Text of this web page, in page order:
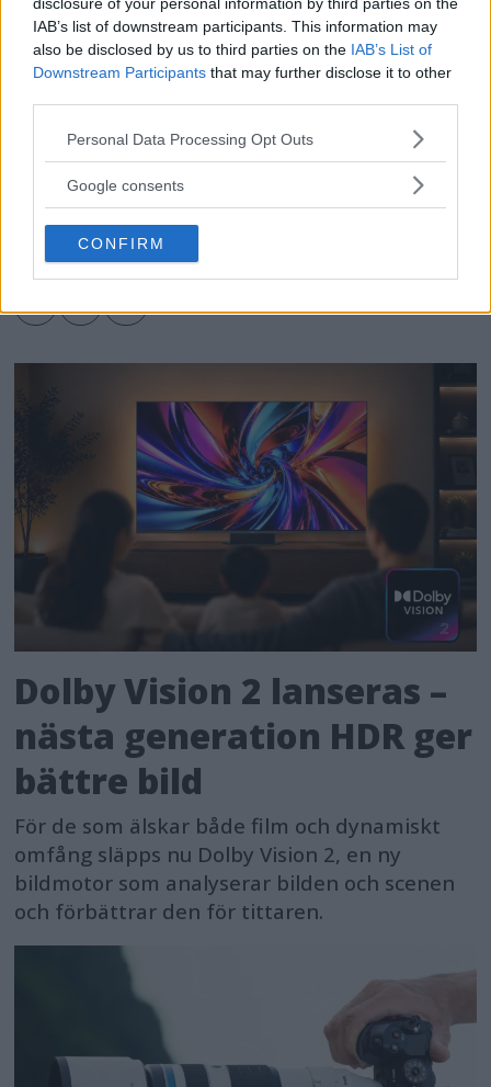
IAB’s list of downstream participants. This information may
also be disclosed by us to third parties on the IAB’s List of
Downstream Participants that may further disclose it to other
Please note that this website/app uses one or more Google
not limited to your visit or usage behaviour. You may click to
use your data for below specified purposes in below Google
consent section.
Personal Data Processing Opt Outs
Google consents
CONFIRM
Kamera & Bild
PLUS – fotografens
bästa medlemskap
NYHETER GRAND PRIX
Dolby Vision 2 lanseras –
nästa generation HDR ger
bättre bild
För de som älskar både film och dynamiskt
omfång släpps nu Dolby Vision 2, en ny
bildmotor som analyserar bilden och scenen
och förbättrar den för tittaren.